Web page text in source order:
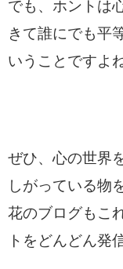
でも、ホントは
きて誰にでも平
いうことですよね
ぜひ、心の世界
しがっている物
花のブログもこ
トをどんどん発